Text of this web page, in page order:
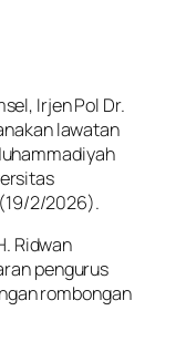
Irjen Pol Dr.
lawatan
2/2026).
Ridwan
pengurus
rombongan